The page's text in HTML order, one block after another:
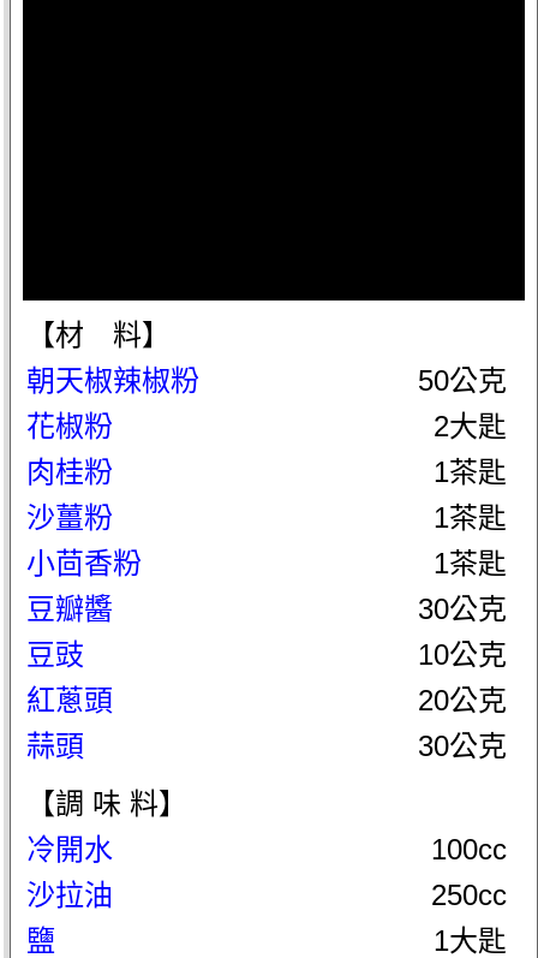
【材 料】
朝天椒辣椒粉
50公克
花椒粉
2大匙
肉桂粉
1茶匙
沙薑粉
1茶匙
小茴香粉
1茶匙
豆瓣醬
30公克
豆豉
10公克
紅蔥頭
20公克
蒜頭
30公克
【調 味 料】
冷開水
100cc
沙拉油
250cc
鹽
1大匙